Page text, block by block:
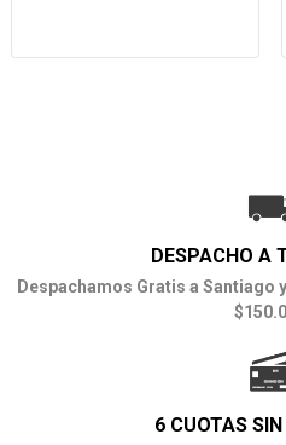
DESPACHO A
Despachamos Gratis a Santiago
6 CUOTAS